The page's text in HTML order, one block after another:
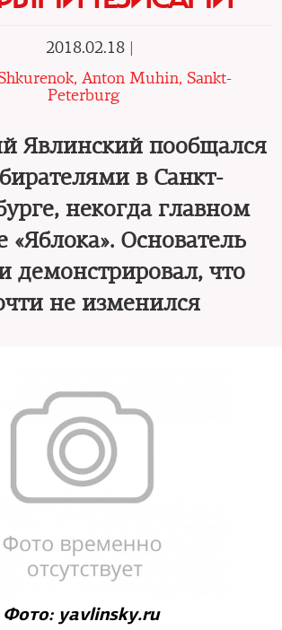
2018.02.18 |
Anton Muhin, Sankt-
Peterburg
Явлинский пообщался
в Санкт-
некогда главном
«Яблока». Основатель
демонстрировал, что
не изменился
Фото: yavlinsky.ru